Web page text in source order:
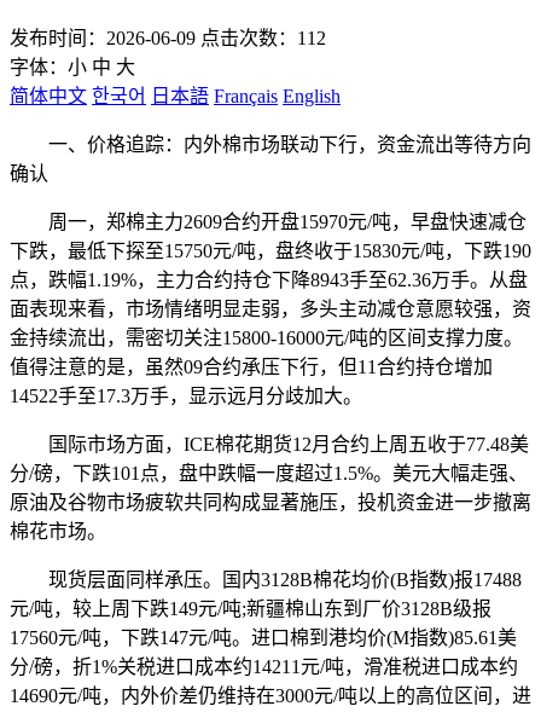
发布时间：2026-06-09 点击次数：112
字体： 小 中 大
简体中文 한국어 日本語 Français English
一、价格追踪：内外棉市场联动下行，资金流出等待方向
确认
周一，郑棉主力2609合约开盘15970元/吨，早盘快速减仓
下跌，最低下探至15750元/吨，盘终收于15830元/吨，下跌190
点，跌幅1.19%，主力合约持仓下降8943手至62.36万手。从盘
面表现来看，市场情绪明显走弱，多头主动减仓意愿较强，资
金持续流出，需密切关注15800-16000元/吨的区间支撑力度。
值得注意的是，虽然09合约承压下行，但11合约持仓增加
14522手至17.3万手，显示远月分歧加大。
国际市场方面，ICE棉花期货12月合约上周五收于77.48美
分/磅，下跌101点，盘中跌幅一度超过1.5%。美元大幅走强、
原油及谷物市场疲软共同构成显著施压，投机资金进一步撤离
棉花市场。
现货层面同样承压。国内3128B棉花均价(B指数)报17488
元/吨，较上周下跌149元/吨;新疆棉山东到厂价3128B级报
17560元/吨，下跌147元/吨。进口棉到港均价(M指数)85.61美
分/磅，折1%关税进口成本约14211元/吨，滑准税进口成本约
14690元/吨，内外价差仍维持在3000元/吨以上的高位区间，进